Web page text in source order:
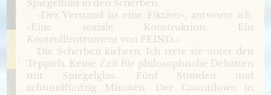
Spiegelbild in den Scherben.
»Der Verstand ist eine Fiktion«, antworte ich.
»Eine soziale Konstruktion. Ein
Kontrollinstrument von FEIND.«
Die Scherben kichern. Ich trete sie unter den
Teppich. Keine Zeit für philosophische Debatten
mit Spiegelglas. Fünf Stunden und
achtundfünfzig Minuten. Der Countdown in